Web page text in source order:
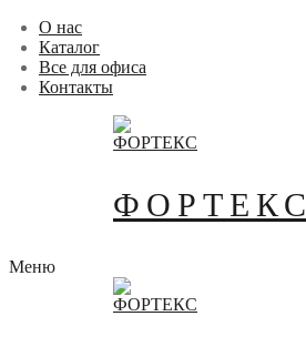
Перейти
содержимому
Меню
Закрыть
О нас
Каталог
Все для офиса
Контакты
ФОРТЕКС
Меню